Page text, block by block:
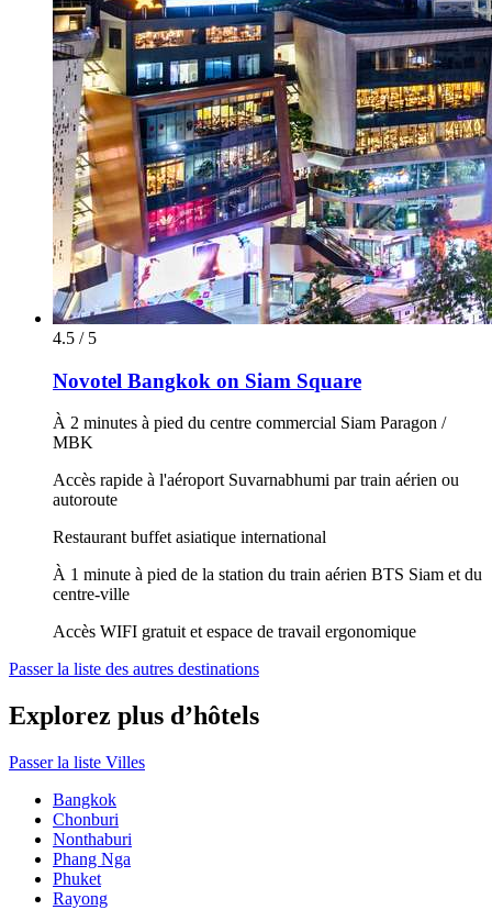
4.5 / 5
Novotel Bangkok on Siam Square
À 2 minutes à pied du centre commercial Siam Paragon /
MBK
Accès rapide à l'aéroport Suvarnabhumi par train aérien ou
autoroute
Restaurant buffet asiatique international
À 1 minute à pied de la station du train aérien BTS Siam et du
centre-ville
Accès WIFI gratuit et espace de travail ergonomique
Passer la liste des autres destinations
Explorez plus d’hôtels
Passer la liste Villes
Bangkok
Chonburi
Nonthaburi
Phang Nga
Phuket
Rayong